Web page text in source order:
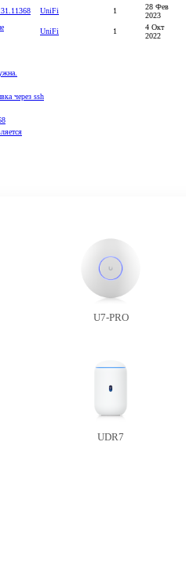
UniFi 1
28 Фев
2023
UniFi 1
4 Окт
2022
через ssh
U7-PRO
UDR7